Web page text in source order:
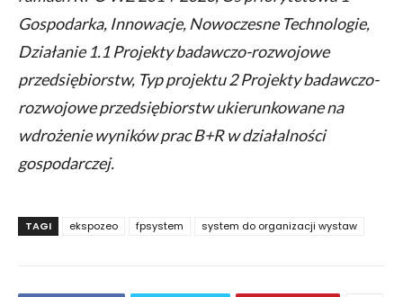
Gospodarka, Innowacje, Nowoczesne Technologie,
Działanie 1.1 Projekty badawczo-rozwojowe
przedsiębiorstw, Typ projektu 2 Projekty badawczo-
rozwojowe przedsiębiorstw ukierunkowane na
wdrożenie wyników prac B+R w działalności
gospodarczej.
TAGI ekspozeo fpsystem system do organizacji wystaw